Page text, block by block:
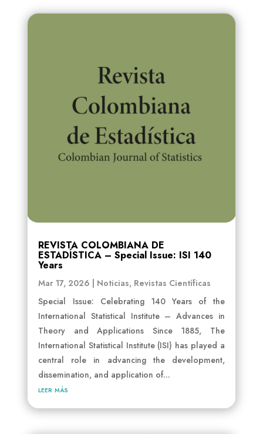
REVISTA COLOMBIANA DE
ESTADÍSTICA – Special Issue: ISI 140
Years
Mar 17, 2026 Noticias, Revistas Científicas
Special Issue: Celebrating 140 Years of the
International Statistical Institute – Advances in
Theory and Applications Since 1885, The
International Statistical Institute (ISI) has played a
central role in advancing the development,
dissemination, and application of...
leer más